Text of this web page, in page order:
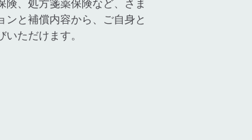
険、処方箋薬保険など、さま
ンと補償内容から、ご自身と
ただけます。